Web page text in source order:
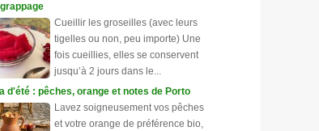
Cueillir les groseilles (avec leurs
tigelles ou non, peu importe) Une
fois cueillies, elles se conservent
jusqu’à 2 jours dans le...
d'été : pêches, orange et notes de Porto
Lavez soigneusement vos pêches
et votre orange de préférence bio,